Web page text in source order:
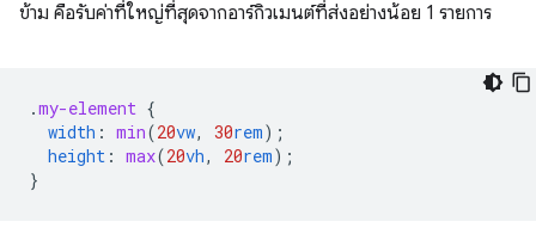
ข้าม คือรับค่าที่ใหญ่ที่สุดจากอาร์กิวเมนต์ที่ส่งอย่างน้อย 1 รายการ
.my-element {
width : min(20vw, 30rem);
height : max(20vh, 20rem);
}